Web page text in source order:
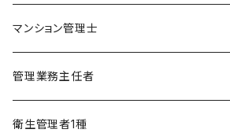
ケアマネージャー
介護福祉士
社会福祉士
フルセット
模擬試験
フルセット
オリジナル教材
模擬試験
フルセット
マンション管理士
オリジナル教材
模擬試験
管理業務主任者
オリジナル教材
衛生管理者1種